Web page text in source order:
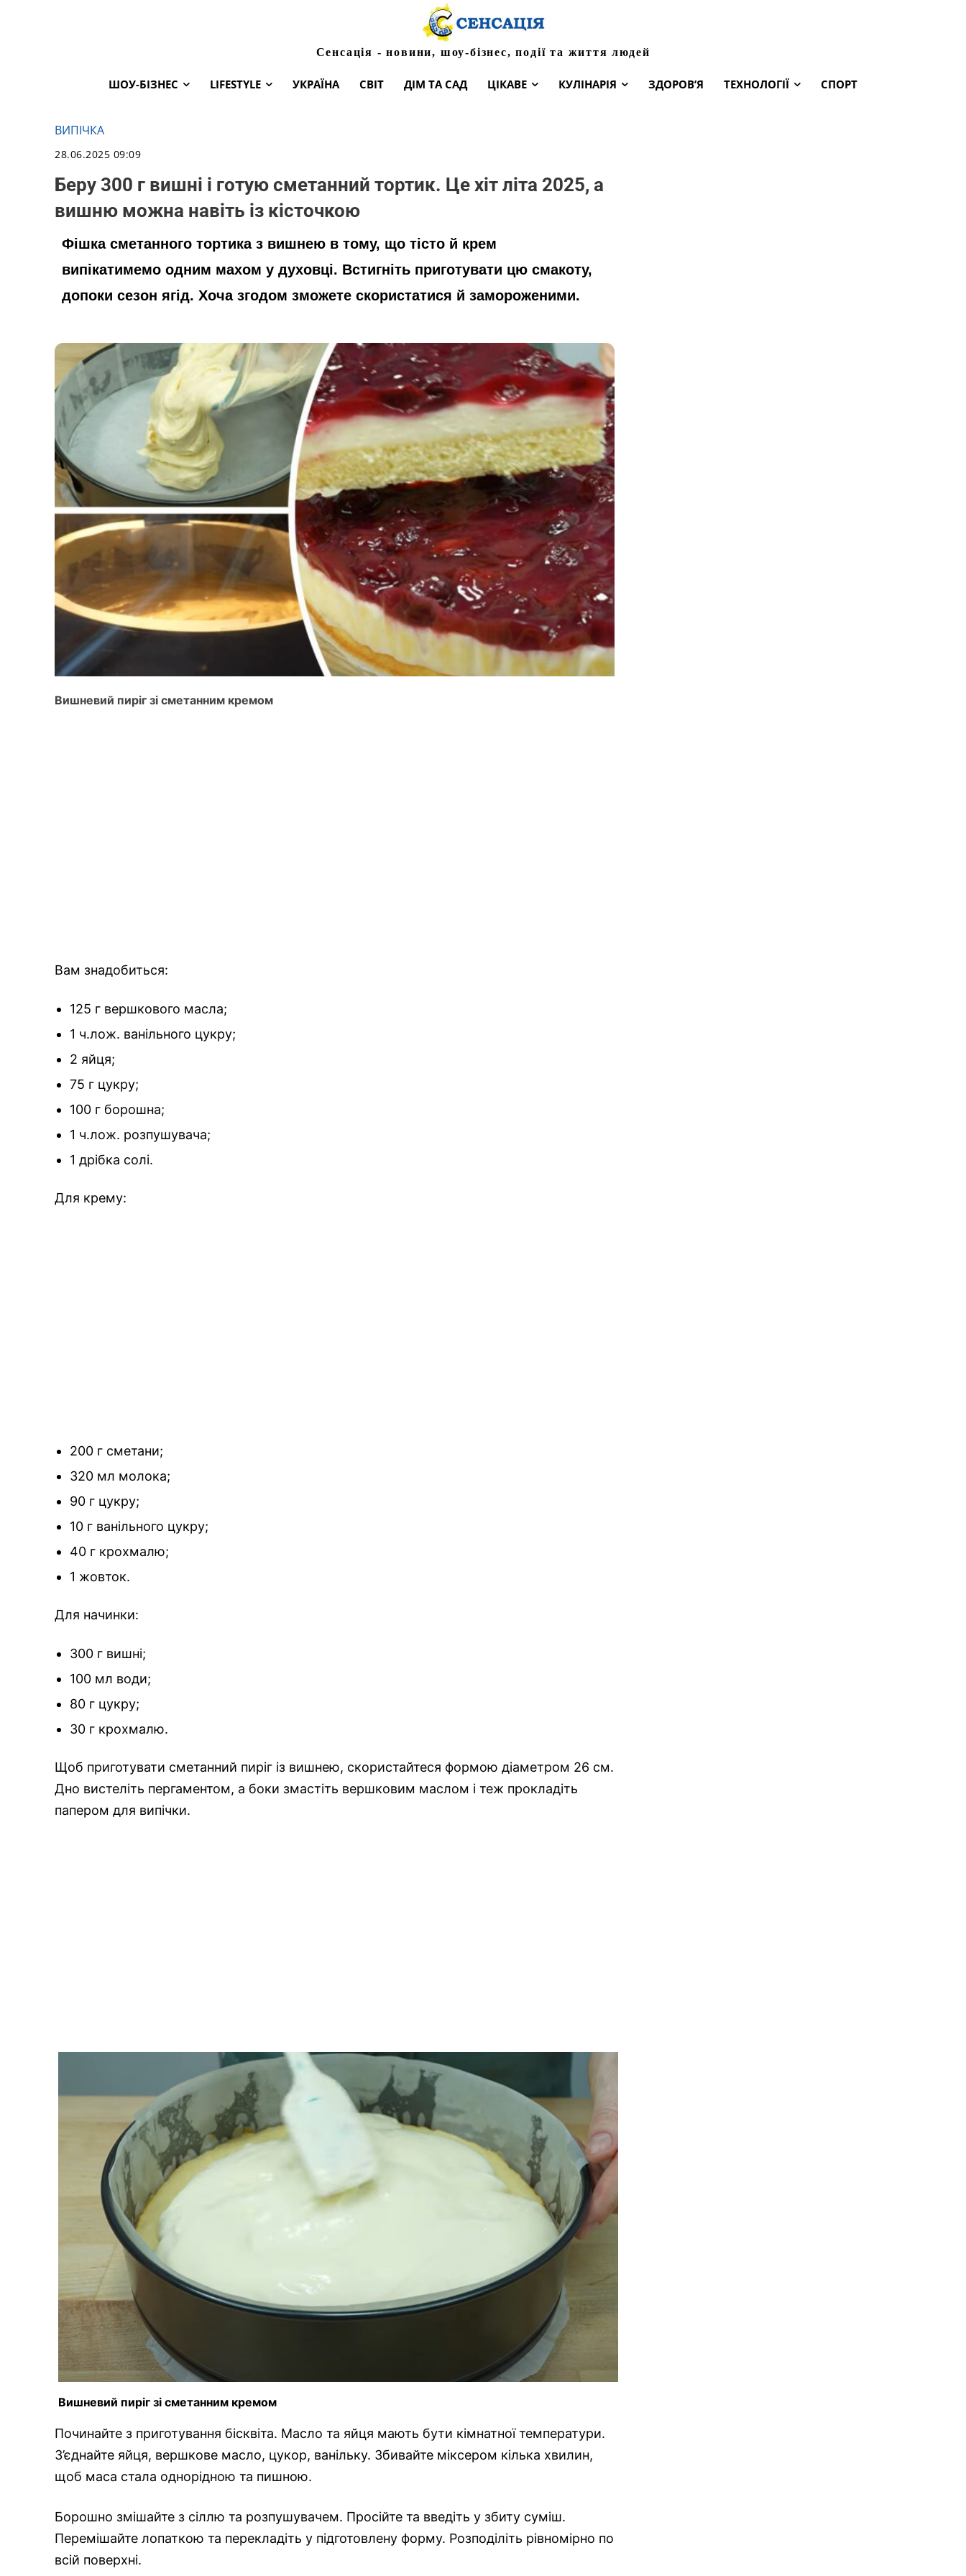
Сенсація - новини, шоу-бізнес, події та життя людей
ШОУ-БІЗНЕС LIFESTYLE УКРАЇНА СВІТ ДІМ ТА САД ЦІКАВЕ КУЛІНАРІЯ ЗДОРОВ’Я ТЕХНОЛОГІЇ СПОРТ
ВИПІЧКА
28.06.2025 09:09
Беру 300 г вишні і готую сметанний тортик. Це хіт літа 2025, а
вишню можна навіть із кісточкою
Фішка сметанного тортика з вишнею в тому, що тісто й крем
випікатимемо одним махом у духовці. Встигніть приготувати цю смакоту,
допоки сезон ягід. Хоча згодом зможете скористатися й замороженими.
Вишневий пиріг зі сметанним кремом
Вам знадобиться:
125 г вершкового масла;
1 ч.лож. ванільного цукру;
2 яйця;
75 г цукру;
100 г борошна;
1 ч.лож. розпушувача;
1 дрібка солі.
Для крему:
200 г сметани;
320 мл молока;
90 г цукру;
10 г ванільного цукру;
40 г крохмалю;
1 жовток.
Для начинки:
300 г вишні;
100 мл води;
80 г цукру;
30 г крохмалю.
Щоб приготувати сметанний пиріг із вишнею, скористайтеся формою діаметром 26 см.
Дно вистеліть пергаментом, а боки змастіть вершковим маслом і теж прокладіть
папером для випічки.
Вишневий пиріг зі сметанним кремом
Починайте з приготування бісквіта. Масло та яйця мають бути кімнатної температури.
З’єднайте яйця, вершкове масло, цукор, ванільку. Збивайте міксером кілька хвилин,
щоб маса стала однорідною та пишною.
Борошно змішайте з сіллю та розпушувачем. Просійте та введіть у збиту суміш.
Перемішайте лопаткою та перекладіть у підготовлену форму. Розподіліть рівномірно по
всій поверхні.